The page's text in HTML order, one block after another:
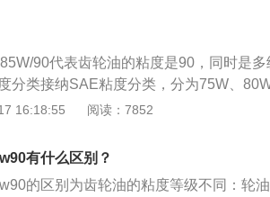
于GL-4，同时GL-4的价格比GL-5要低。
多，酸性也比较多。
90代表齿轮油的粘度是90，同时是
分类接纳SAE粘度分类，分为75W、
个粘度级别。其中带W的是冬用齿轮油
80W90号油含义是低温粘度相符80W要
国石油协会API对车辆齿轮油的质量进行
。以闭式齿轮箱齿轮润滑为例，若不考
16:18:55 阅读：7852
有什么区别？
的区别为齿轮油的粘度等级不同：轮